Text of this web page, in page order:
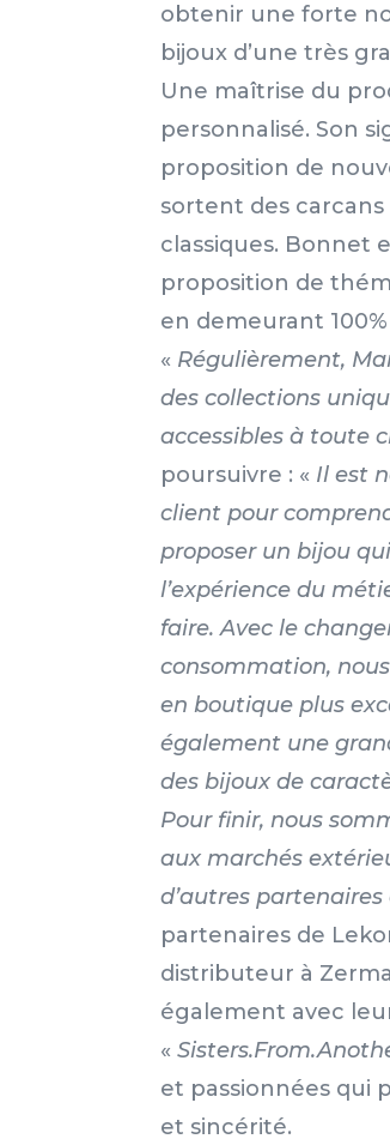
obtenir une forte
bijoux d’une très
Une maîtrise du
personnalisé. Son
proposition de
sortent des
classiques. Bonnet
proposition de
en demeurant
« Régulièrement,
des collections
accessibles à toute
poursuivre : « Il est
client pour
proposer un bijou
l’expérience du
faire. Avec le
consommation,
en boutique plus
également une
des bijoux de
Pour finir, nous
aux marchés
d’autres
partenaires de
distributeur à
également avec
«
et passionnées qui
et sincérité.